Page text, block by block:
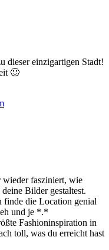
dieser einzigartigen Stadt!
🙂
fasziniert, wie
Bilder gestaltest.
finde die Location genial
und je *.*
Fashioninspiration in
toll, was du erreicht hast